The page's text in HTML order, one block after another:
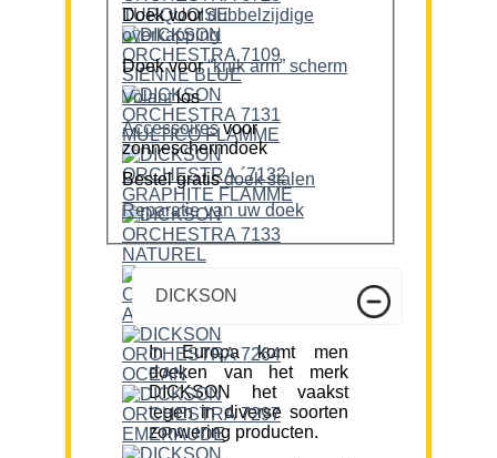
Doek voordubbelzijdige
overkapping
Doek voor
“knik arm” scherm
Volantlos
Accessoiresvoor
zonneschermdoek
Bestel gratis doek stalen
Reparatie van uw doek
DICKSON
In Europa komt men
doeken van het merk
DICKSON het vaakst
tegen in diverse soorten
zonwering producten.